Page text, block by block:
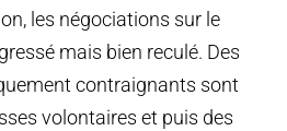
les négociations sur le
mais bien reculé. Des
contraignants sont
volontaires et puis des